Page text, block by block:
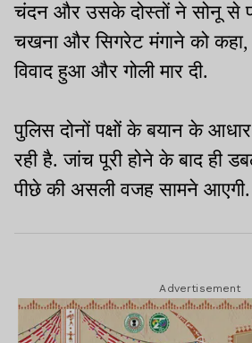
चंदन और उसके दोस्तों ने सोनू से
चखना और सिगरेट मंगाने को
विवाद हुआ और गोली मार दी.
पुलिस दोनों पक्षों के बयान के
रही है. जांच पूरी होने के बाद ही
पीछे की असली वजह सामने आएगी.
Advertisement